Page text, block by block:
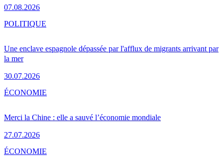
07.08.2026
Une enclave espagnole dépassée par l'afflux de migrants arrivant par
la mer
30.07.2026
POLITIQUE
Merci la Chine : elle a sauvé l’économie mondiale
27.07.2026
ÉCONOMIE
ÉCONOMIE